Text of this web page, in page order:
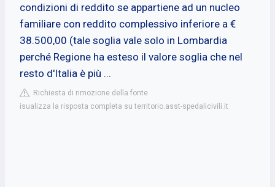
condizioni di reddito se appartiene ad un nucleo
familiare con reddito complessivo inferiore a €
38.500,00 (tale soglia vale solo in Lombardia
perché Regione ha esteso il valore soglia che nel
resto d'Italia è più ...
Richiesta di rimozione della fonte
isualizza la risposta completa su territorio.asst-spedalicivili.it